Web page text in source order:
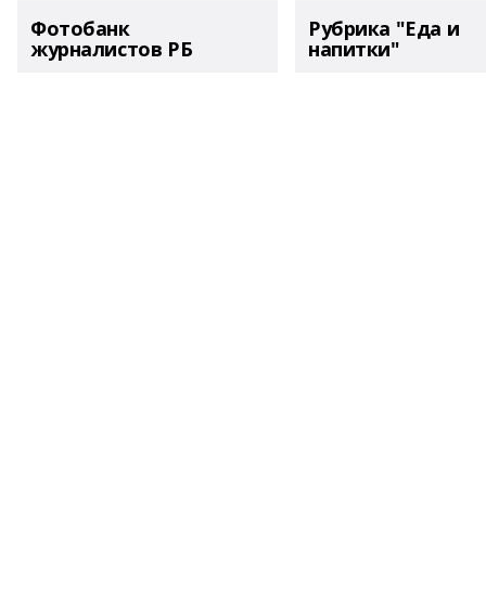
Фотобанк
журналистов РБ
Рубрика "Еда и
напитки"